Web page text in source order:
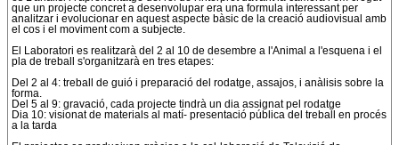
que un projecte concret a desenvolupar era una formula interessant per
analitzar i evolucionar en aquest aspecte bàsic de la creació audiovisual amb
el cos i el moviment com a subjecte.
El Laboratori es realitzarà del 2 al 10 de desembre a l'Animal a l'esquena i el
pla de treball s'organitzarà en tres etapes:
Del 2 al 4: treball de guió i preparació del rodatge, assajos, i anàlisis sobre la
forma.
Del 5 al 9: gravació, cada projecte tindrà un dia assignat pel rodatge
Dia 10: visionat de materials al matí- presentació pública del treball en procés
a la tarda